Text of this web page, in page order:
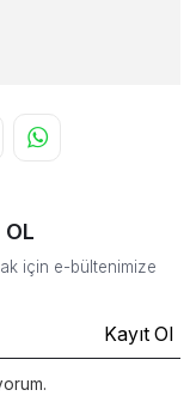
OL
için e-bültenimize
Kayıt Ol